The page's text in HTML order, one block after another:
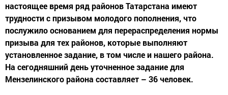
настоящее время ряд районов Татарстана имеют
трудности с призывом молодого пополнения, что
послужило основанием для перераспределения нормы
призыва для тех районов, которые выполняют
установленное задание, в том числе и нашего района.
На сегодняшний день уточненное задание для
Мензелинского района составляет – 36 человек.